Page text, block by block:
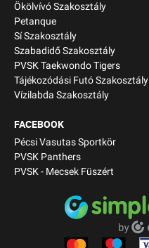
Ökölvívó Szakosztály
Petanque
Sí Szakosztály
Szabadidő Szakosztály
PVSK Taekwondo Tigers
Tájékozódási Futó Szakosztály
Vízilabda Szakosztály
FACEBOOK
Pécsi Vasutas Sportkör
PVSK Panthers
PVSK - Mecsek Füszért